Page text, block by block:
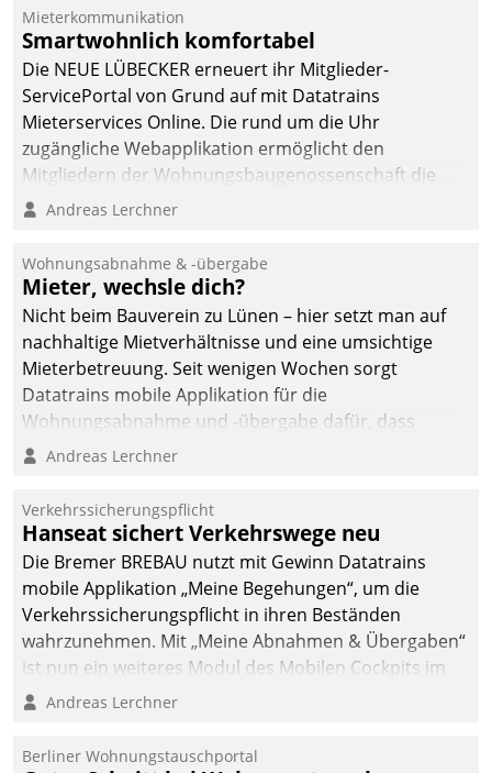
Datatrain ermöglicht
automatisiert ausgelöste,
zielgerichtete
Mieterbefragungen – eine
starke Grundlage für
intelligente,
Entscheidungen.
Mieterkommunikation
Smartwohnlich komfortabel
Die NEUE LÜBECKER erneuert ihr Mitglieder-
ServicePortal von Grund auf mit Datatrains
Mieterservices Online. Die rund um die Uhr
zugängliche Webapplikation ermöglicht den
Mitgliedern der Wohnungs­bau­genossenschaft die
Kontaktaufnahme per Smartphone, Tablet oder PC.
Andreas Lerchner
Wohnungsabnahme & -übergabe
Mieter, wechsle dich?
Nicht beim Bauverein zu Lünen – hier setzt man auf
nachhaltige Mietverhältnisse und eine umsichtige
Mieterbetreuung. Seit wenigen Wochen sorgt
Datatrains mobile Applikation für die
Wohnungsabnahme und -übergabe dafür, dass
Mieter wohlgeordnet kommen und, so es sein muss,
Andreas Lerchner
Verkehrssicherungspflicht
Hanseat sichert Verkehrswege neu
Die Bremer BREBAU nutzt mit Gewinn Datatrains
mobile Applikation „Meine Begehungen“, um die
Verkehrssicherungspflicht in ihren Beständen
wahrzunehmen. Mit „Meine Abnahmen & Übergaben“
ist nun ein weiteres Modul des Mobilen Cockpits im
Einsatz.
Andreas Lerchner
Berliner Wohnungstauschportal